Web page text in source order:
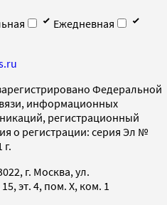
Ежедневная
Федеральной
информационных
регистрационный
о регистрации: серия Эл №
г. Москва, ул.
эт. 4, пом. X, ком. 1